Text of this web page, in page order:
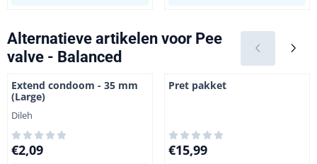
Alternatieve artikelen voor Pee
valve - Balanced
Extend condoom - 35 mm
(Large)
Merk:
Dileh
Prijs: 2,09
€2,09
Pret pakket
Prijs: 15,99
€15,99